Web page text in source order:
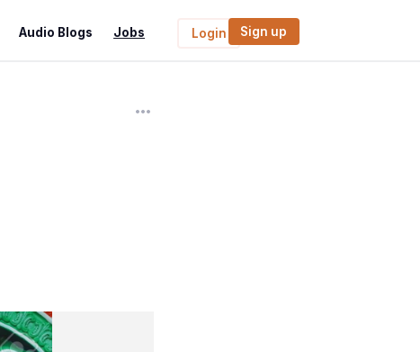
Audio Blogs Jobs Login Sign up